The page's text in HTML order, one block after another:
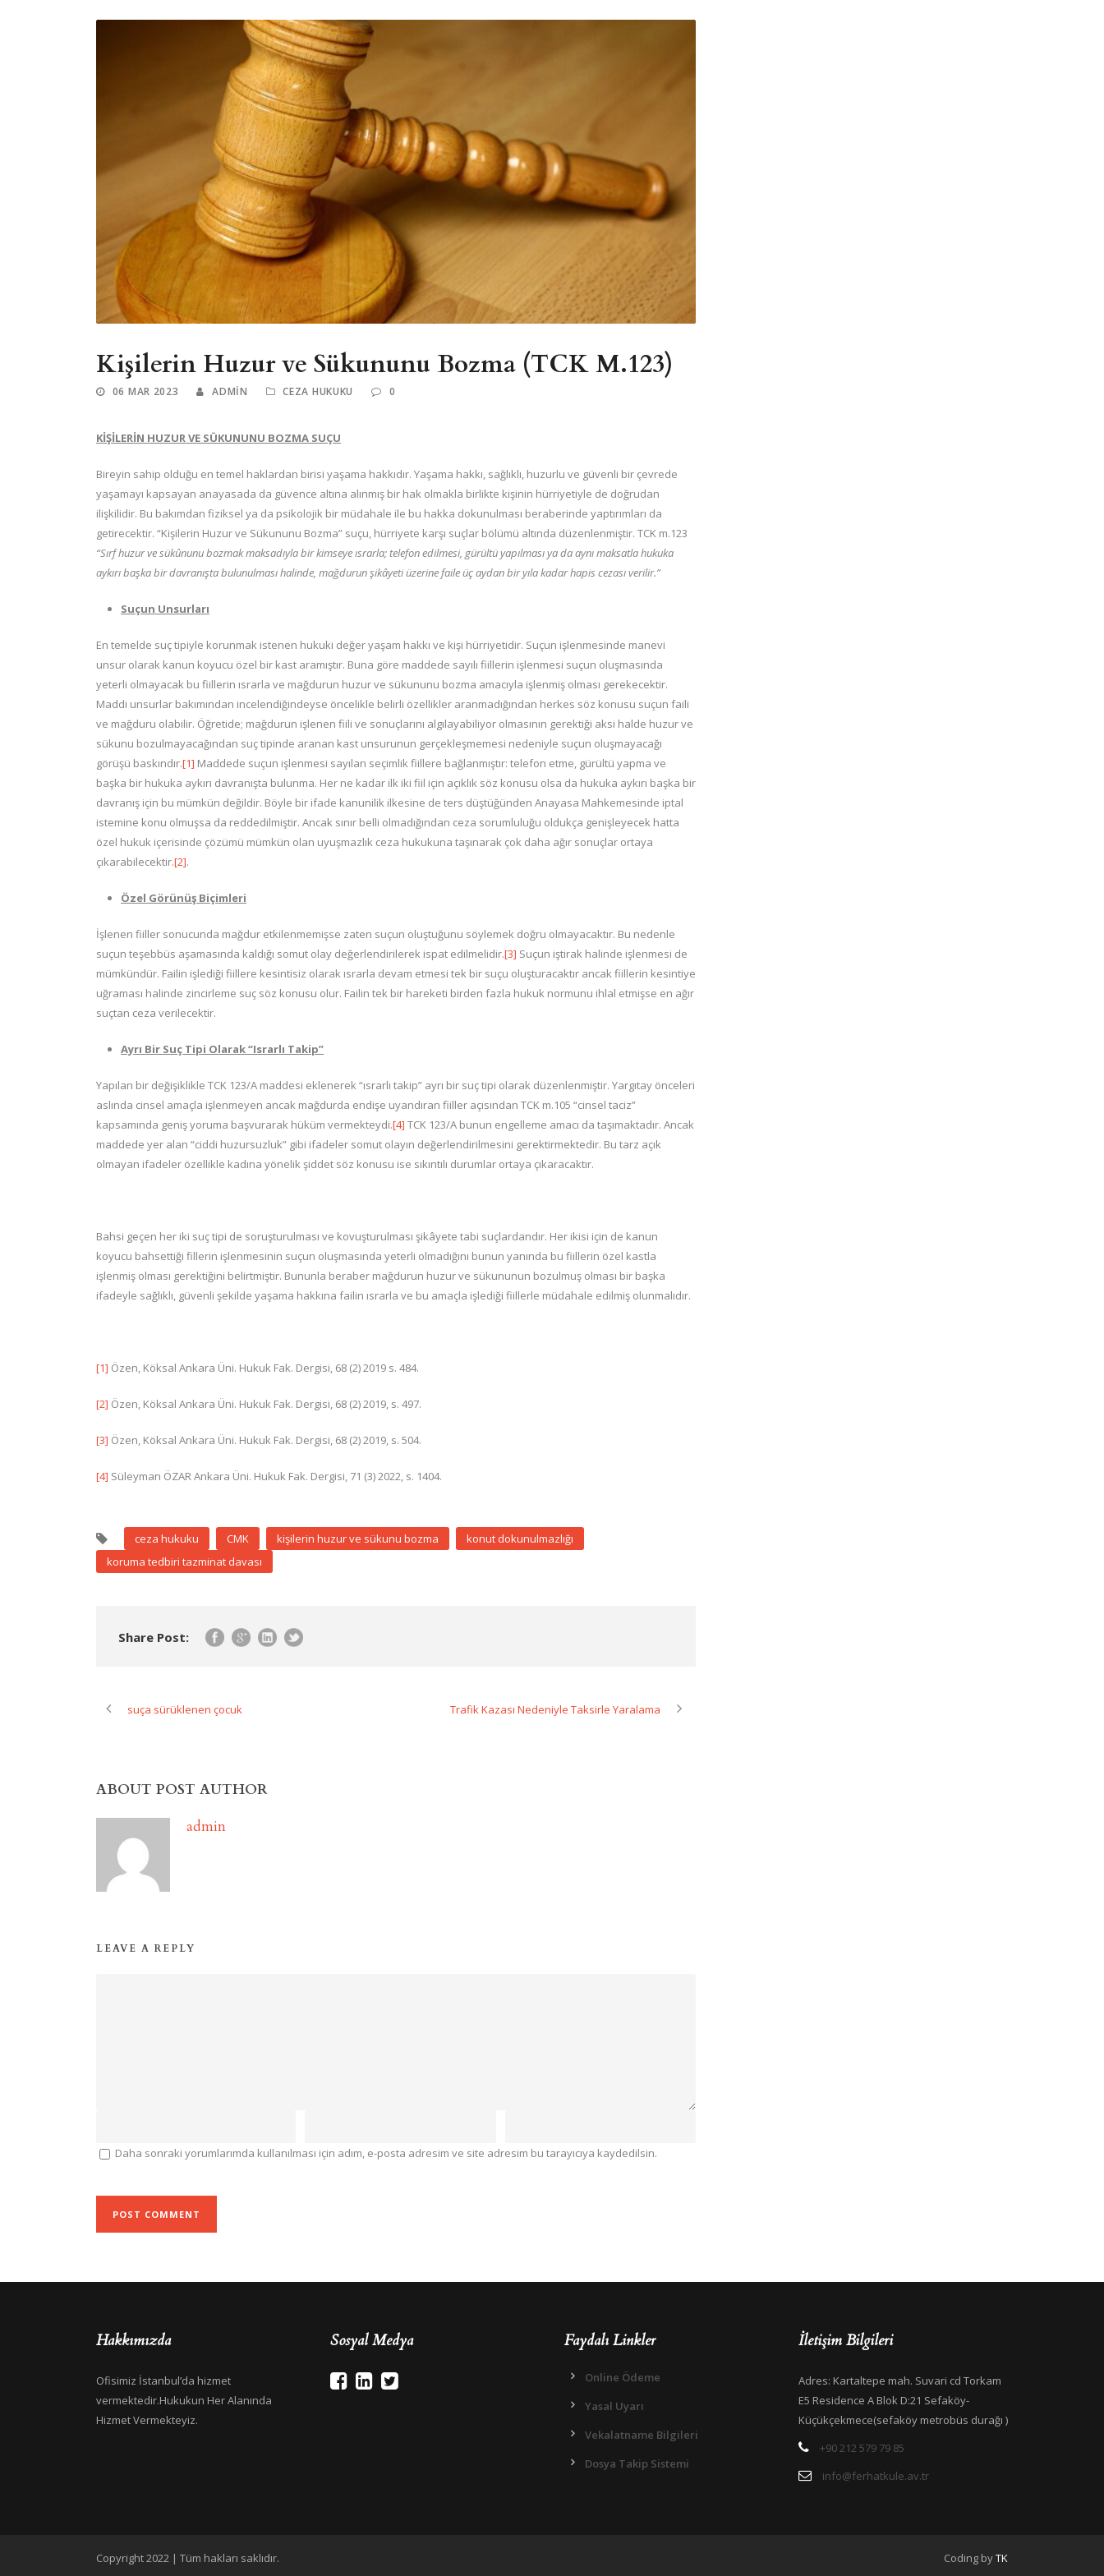
Kişilerin Huzur ve Sükununu Bozma (TCK M.123)
06 MAR 2023 ADMIN CEZA HUKUKU 0
KİŞİLERİN HUZUR VE SÜKUNUNU BOZMA SUÇU
Bireyin sahip olduğu en temel haklardan birisi yaşama hakkıdır. Yaşama hakkı, sağlıklı, huzurlu ve güvenli bir çevrede
yaşamayı kapsayan anayasada da güvence altına alınmış bir hak olmakla birlikte kişinin hürriyetiyle de doğrudan
ilişkilidir. Bu bakımdan fiziksel ya da psikolojik bir müdahale ile bu hakka dokunulması beraberinde yaptırımları da
getirecektir. “Kişilerin Huzur ve Sükununu Bozma” suçu, hürriyete karşı suçlar bölümü altında düzenlenmiştir. TCK m.123
“Sırf huzur ve sükûnunu bozmak maksadıyla bir kimseye ısrarla; telefon edilmesi, gürültü yapılması ya da aynı maksatla hukuka
aykırı başka bir davranışta bulunulması halinde, mağdurun şikâyeti üzerine faile üç aydan bir yıla kadar hapis cezası verilir.”
Suçun Unsurları
En temelde suç tipiyle korunmak istenen hukuki değer yaşam hakkı ve kişi hürriyetidir. Suçun işlenmesinde manevi
unsur olarak kanun koyucu özel bir kast aramıştır. Buna göre maddede sayılı fiillerin işlenmesi suçun oluşmasında
yeterli olmayacak bu fiillerin ısrarla ve mağdurun huzur ve sükununu bozma amacıyla işlenmiş olması gerekecektir.
Maddi unsurlar bakımından incelendiğindeyse öncelikle belirli özellikler aranmadığından herkes söz konusu suçun faili
ve mağduru olabilir. Öğretide; mağdurun işlenen fiili ve sonuçlarını algılayabiliyor olmasının gerektiği aksi halde huzur ve
sükunu bozulmayacağından suç tipinde aranan kast unsurunun gerçekleşmemesi nedeniyle suçun oluşmayacağı
görüşü baskındır.[1] Maddede suçun işlenmesi sayılan seçimlik fiillere bağlanmıştır: telefon etme, gürültü yapma ve
başka bir hukuka aykırı davranışta bulunma. Her ne kadar ilk iki fiil için açıklık söz konusu olsa da hukuka aykırı başka bir
davranış için bu mümkün değildir. Böyle bir ifade kanunilik ilkesine de ters düştüğünden Anayasa Mahkemesinde iptal
istemine konu olmuşsa da reddedilmiştir. Ancak sınır belli olmadığından ceza sorumluluğu oldukça genişleyecek hatta
özel hukuk içerisinde çözümü mümkün olan uyuşmazlık ceza hukukuna taşınarak çok daha ağır sonuçlar ortaya
çıkarabilecektir.[2].
Özel Görünüş Biçimleri
İşlenen fiiller sonucunda mağdur etkilenmemişse zaten suçun oluştuğunu söylemek doğru olmayacaktır. Bu nedenle
suçun teşebbüs aşamasında kaldığı somut olay değerlendirilerek ispat edilmelidir.[3] Suçun iştirak halinde işlenmesi de
mümkündür. Failin işlediği fiillere kesintisiz olarak ısrarla devam etmesi tek bir suçu oluşturacaktır ancak fiillerin kesintiye
uğraması halinde zincirleme suç söz konusu olur. Failin tek bir hareketi birden fazla hukuk normunu ihlal etmişse en ağır
suçtan ceza verilecektir.
Ayrı Bir Suç Tipi Olarak “Israrlı Takip”
Yapılan bir değişiklikle TCK 123/A maddesi eklenerek “ısrarlı takip” ayrı bir suç tipi olarak düzenlenmiştir. Yargıtay önceleri
aslında cinsel amaçla işlenmeyen ancak mağdurda endişe uyandıran fiiller açısından TCK m.105 “cinsel taciz”
kapsamında geniş yoruma başvurarak hüküm vermekteydi.[4] TCK 123/A bunun engelleme amacı da taşımaktadır. Ancak
maddede yer alan “ciddi huzursuzluk” gibi ifadeler somut olayın değerlendirilmesini gerektirmektedir. Bu tarz açık
olmayan ifadeler özellikle kadına yönelik şiddet söz konusu ise sıkıntılı durumlar ortaya çıkaracaktır.
Bahsi geçen her iki suç tipi de soruşturulması ve kovuşturulması şikâyete tabi suçlardandır. Her ikisi için de kanun
koyucu bahsettiği fillerin işlenmesinin suçun oluşmasında yeterli olmadığını bunun yanında bu fiillerin özel kastla
işlenmiş olması gerektiğini belirtmiştir. Bununla beraber mağdurun huzur ve sükununun bozulmuş olması bir başka
ifadeyle sağlıklı, güvenli şekilde yaşama hakkına failin ısrarla ve bu amaçla işlediği fiillerle müdahale edilmiş olunmalıdır.
[1] Özen, Köksal Ankara Üni. Hukuk Fak. Dergisi, 68 (2) 2019 s. 484.
[2] Özen, Köksal Ankara Üni. Hukuk Fak. Dergisi, 68 (2) 2019, s. 497.
[3] Özen, Köksal Ankara Üni. Hukuk Fak. Dergisi, 68 (2) 2019, s. 504.
[4] Süleyman ÖZAR Ankara Üni. Hukuk Fak. Dergisi, 71 (3) 2022, s. 1404.
ceza hukuku CMK kişilerin huzur ve sükunu bozma
konut dokunulmazlığı
koruma tedbiri tazminat davası
Share Post:
suça sürüklenen çocuk Trafik Kazası Nedeniyle Taksirle Yaralama
ABOUT POST AUTHOR
admin
LEAVE A REPLY
Daha sonraki yorumlarımda kullanılması için adım, e-posta adresim ve site adresim bu tarayıcıya kaydedilsin.
Hakkımızda
Ofisimiz İstanbul’da hizmet
vermektedir.Hukukun Her Alanında
Hizmet Vermekteyiz.
Sosyal Medya Faydalı Linkler
Online Ödeme
Yasal Uyarı
Vekalatname Bilgileri
Dosya Takip Sistemi
İletişim Bilgileri
Adres: Kartaltepe mah. Suvari cd Torkam
E5 Residence A Blok D:21 Sefaköy-
Küçükçekmece(sefaköy metrobüs durağı )
+90 212 579 79 85
info@ferhatkule.av.tr
Copyright 2022 | Tüm hakları saklıdır. Coding byTK